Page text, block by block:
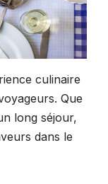
culinaire
Que
long séjour,
dans le